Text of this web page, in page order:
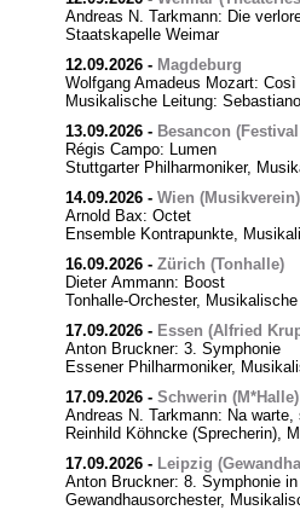
Andreas N. Tarkmann: Die
Staatskapelle Weimar
12.09.2026- Magdeburg
Wolfgang Amadeus Mozart:
Musikalische Leitung:
13.09.2026- Besancon
Régis Campo: Lumen
Stuttgarter Philharmoniker,
14.09.2026- Wien (Musikverein)
Arnold Bax: Octet
Ensemble Kontrapunkte,
16.09.2026- Zürich (Tonhalle)
Dieter Ammann: Boost
Tonhalle-Orchester,
17.09.2026- Essen (Alfried
Anton Bruckner: 3. Symphonie
Essener Philharmoniker,
17.09.2026- Schwerin (M*Halle)
Andreas N. Tarkmann: Na
Reinhild Köhncke (Sprecherin),
17.09.2026- Leipzig
Anton Bruckner: 8. Symphonie in
Gewandhausorchester,